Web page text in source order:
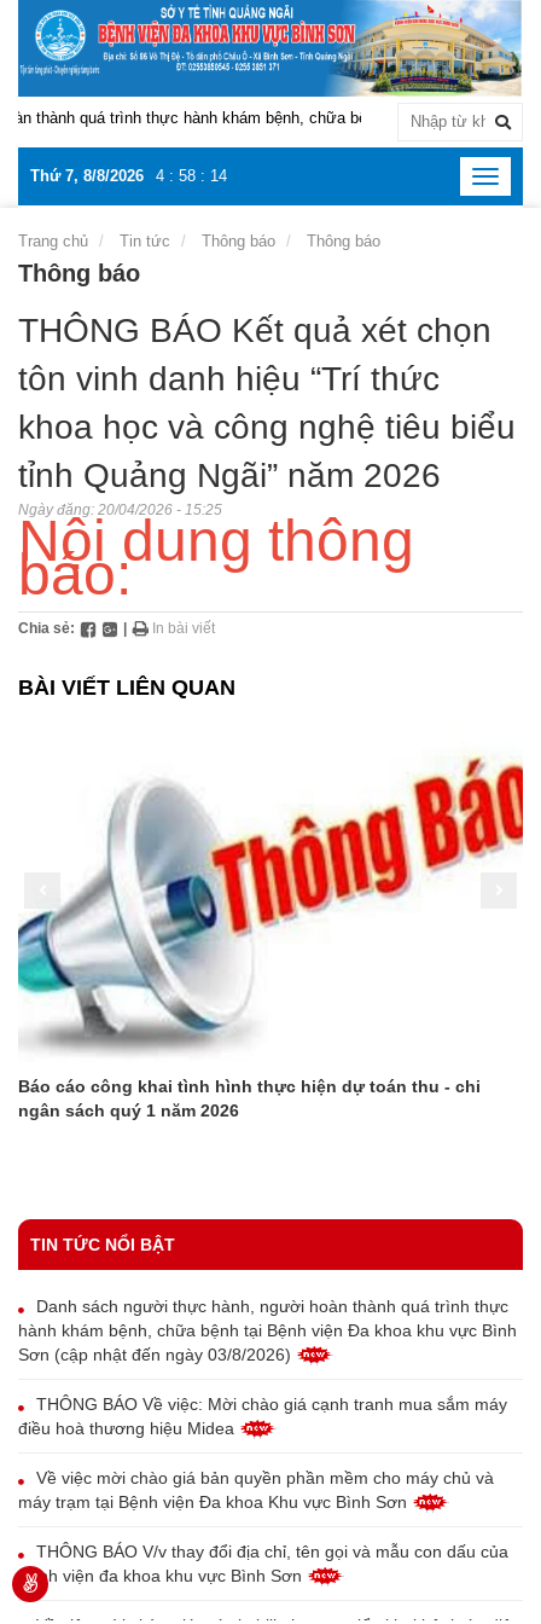
thành quá trình thực hành khám bệnh, chữa bệnh tại Bệnh viện Đa khoa
Thứ 7, 8/8/2026 4 : 58 : 15
Toggle
Trang chủ Tin tức Thông báo Thông báo
Thông báo
THÔNG BÁO Kết quả xét chọn
tôn vinh danh hiệu “Trí thức
khoa học và công nghệ tiêu biểu
tỉnh Quảng Ngãi” năm 2026
Ngày đăng: 20/04/2026 - 15:25
Nội dung thông
báo:
Chia sẻ: | In bài viết
BÀI VIẾT LIÊN QUAN
Báo cáo công khai tình hình thực hiện dự toán thu - chi
ngân sách quý 1 năm 2026
TIN TỨC NỔI BẬT
Danh sách người thực hành, người hoàn thành quá trình thực
hành khám bệnh, chữa bệnh tại Bệnh viện Đa khoa khu vực Bình
Sơn (cập nhật đến ngày 03/8/2026)
THÔNG BÁO Về việc: Mời chào giá cạnh tranh mua sắm máy
điều hoà thương hiệu Midea
Về việc mời chào giá bản quyền phần mềm cho máy chủ và
máy trạm tại Bệnh viện Đa khoa Khu vực Bình Sơn
THÔNG BÁO V/v thay đổi địa chỉ, tên gọi và mẫu con dấu của
Bệnh viện đa khoa khu vực Bình Sơn